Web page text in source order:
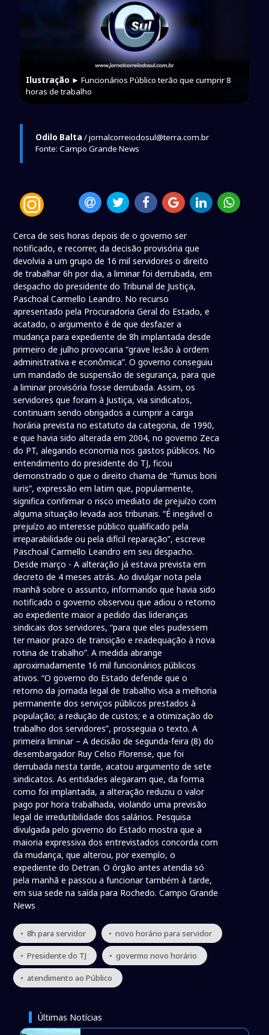
Ilustração ► Funcionários Público terão que cumprir 8
horas de trabalho
Odilo Balta / jornalcorreiodosul@terra.com.br
Fonte: Campo Grande News
Cerca de seis horas depois de o governo ser
notificado, e recorrer, da decisão provisória que
devolvia a um grupo de 16 mil servidores o direito
de trabalhar 6h por dia, a liminar foi derrubada, em
despacho do presidente do Tribunal de Justiça,
Paschoal Carmello Leandro. No recurso
apresentado pela Procuradoria Geral do Estado, e
acatado, o argumento é de que desfazer a
mudança para expediente de 8h implantada desde
primeiro de julho provocaria “grave lesão à ordem
administrativa e econômica”. O governo conseguiu
um mandado de suspensão de segurança, para que
a liminar provisória fosse derrubada. Assim, os
servidores que foram à Justiça, via sindicatos,
continuam sendo obrigados a cumprir a carga
horária prevista no estatuto da categoria, de 1990,
e que havia sido alterada em 2004, no governo Zeca
do PT, alegando economia nos gastos públicos. No
entendimento do presidente do TJ, ficou
demonstrado o que o direito chama de “fumus boni
iuris”, expressão em latim que, popularmente,
significa confirmar o risco imediato de prejuízo com
alguma situação levada aos tribunais. “É inegável o
prejuízo ao interesse público qualificado pela
irreparabilidade ou pela difícil reparação”, escreve
Paschoal Carmello Leandro em seu despacho.
Desde março - A alteração já estava prevista em
decreto de 4 meses atrás. Ao divulgar nota pela
manhã sobre o assunto, informando que havia sido
notificado o governo observou que adiou o retorno
ao expediente maior a pedido das lideranças
sindicais dos servidores, “para que eles pudessem
ter maior prazo de transição e readequação à nova
rotina de trabalho”. A medida abrange
aproximadamente 16 mil funcionários públicos
ativos. “O governo do Estado defende que o
retorno da jornada legal de trabalho visa a melhoria
permanente dos serviços públicos prestados à
população; a redução de custos; e a otimização do
trabalho dos servidores”, prosseguia o texto. A
primeira liminar – A decisão de segunda-feira (8) do
desembargador Ruy Celso Florense, que foi
derrubada nesta tarde, acatou argumento de sete
sindicatos. As entidades alegaram que, da forma
como foi implantada, a alteração reduziu o valor
pago por hora trabalhada, violando uma previsão
legal de irredutibilidade dos salários. Pesquisa
divulgada pelo governo do Estado mostra que a
maioria expressiva dos entrevistados concorda com
da mudança, que alterou, por exemplo, o
expediente do Detran. O órgão antes atendia só
pela manhã e passou a funcionar também à tarde,
em sua sede na saída para Rochedo. Campo Grande
News
• 8h para servidor • novo horário para servidor
• Presidente do TJ • govermo novo horário
• atendimento ao Público
Últimas Notícias